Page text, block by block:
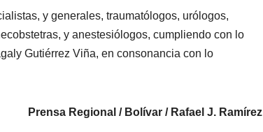
y generales, traumatólogos, urólogos,
y anestesiólogos, cumpliendo con lo
Gutiérrez Viña, en consonancia con lo
Prensa Regional / Bolívar / Rafael J. Ramírez